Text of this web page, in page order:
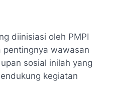
diinisiasi oleh PMPI
wawasan
sosial inilah yang
kegiatan